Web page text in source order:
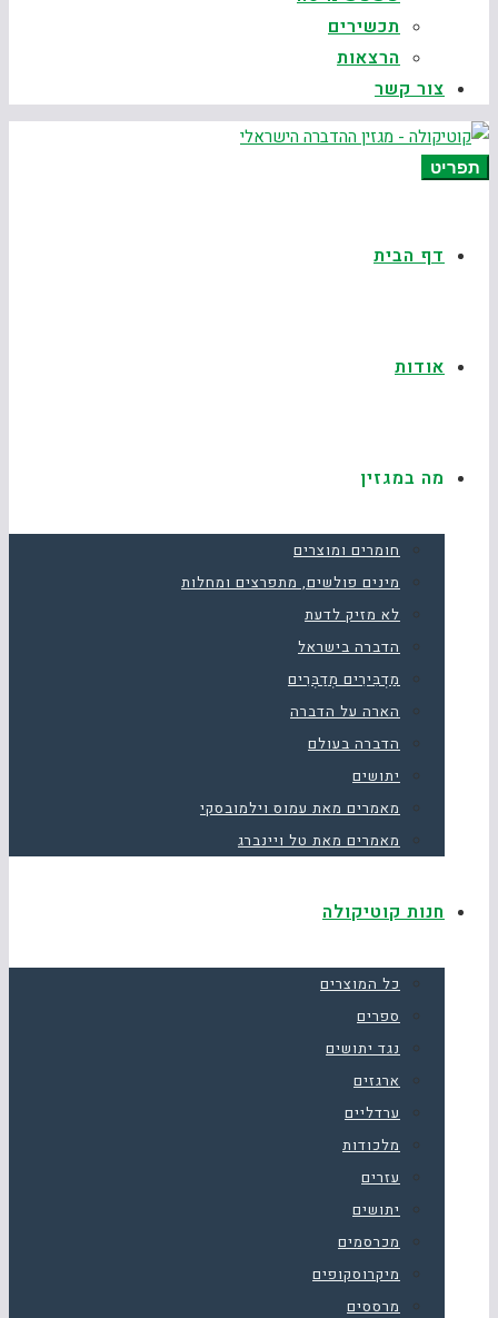
תכשירים
הרצאות
צור קשר
תפריט
דף הבית
אודות
מה במגזין
חומרים ומוצרים
מינים פולשים, מתפרצים ומחלות
לא מזיק לדעת
הדברה בישראל
מַדְבִּירִים מְדַבְּרִים
הארה על הדברה
הדברה בעולם
יתושים
מאמרים מאת עמוס וילמובסקי
מאמרים מאת טל ויינברג
חנות קוטיקולה
כל המוצרים
ספרים
נגד יתושים
ארגזים
ערדליים
מלכודות
עזרים
יתושים
מכרסמים
מיקרוסקופים
מרססים